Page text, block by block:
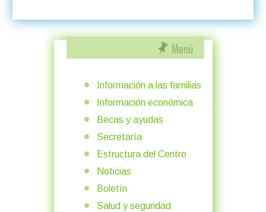
Información a las familias
Información económica
Becas y ayudas
Secretaría
Estructura del Centro
Noticias
Boletín
Salud y seguridad